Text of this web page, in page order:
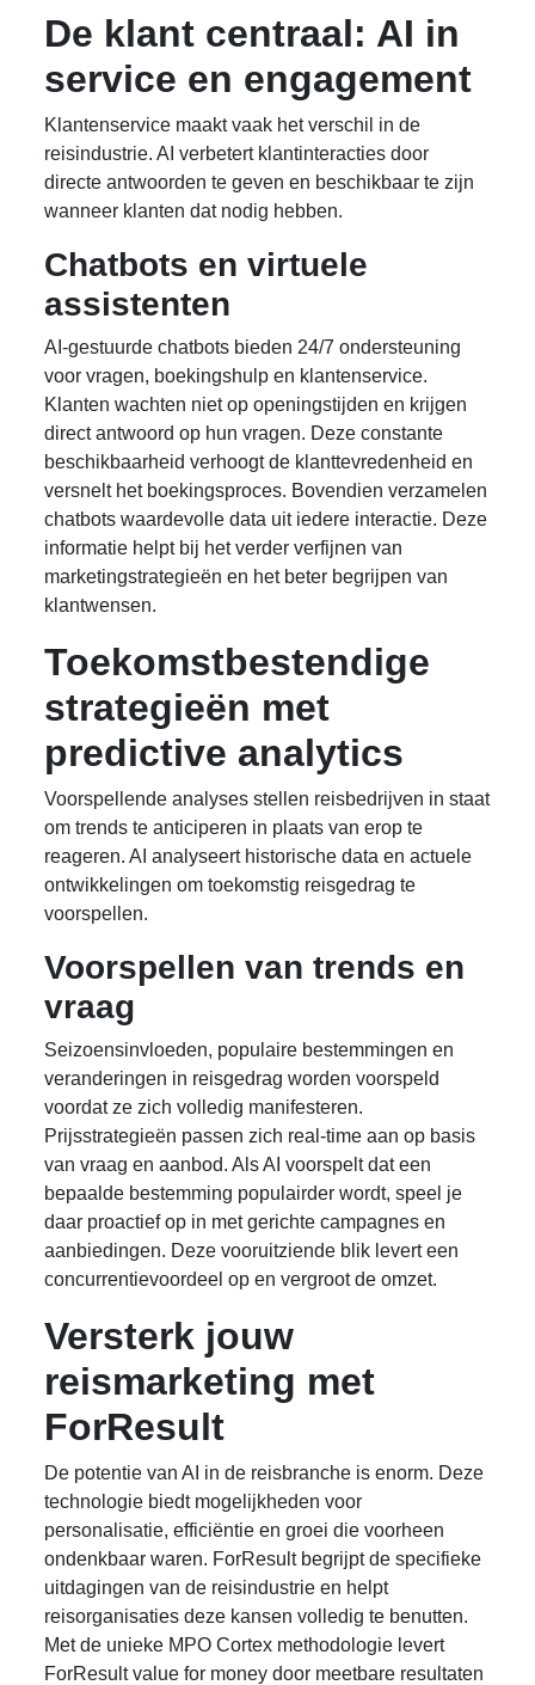
De klant centraal: AI in
service en engagement
Klantenservice maakt vaak het verschil in de
reisindustrie. AI verbetert klantinteracties door
directe antwoorden te geven en beschikbaar te zijn
wanneer klanten dat nodig hebben.
Chatbots en virtuele
assistenten
AI-gestuurde chatbots bieden 24/7 ondersteuning
voor vragen, boekingshulp en klantenservice.
Klanten wachten niet op openingstijden en krijgen
direct antwoord op hun vragen. Deze constante
beschikbaarheid verhoogt de klanttevredenheid en
versnelt het boekingsproces. Bovendien verzamelen
chatbots waardevolle data uit iedere interactie. Deze
informatie helpt bij het verder verfijnen van
marketingstrategieën en het beter begrijpen van
klantwensen.
Toekomstbestendige
strategieën met
predictive analytics
Voorspellende analyses stellen reisbedrijven in staat
om trends te anticiperen in plaats van erop te
reageren. AI analyseert historische data en actuele
ontwikkelingen om toekomstig reisgedrag te
voorspellen.
Voorspellen van trends en
vraag
Seizoensinvloeden, populaire bestemmingen en
veranderingen in reisgedrag worden voorspeld
voordat ze zich volledig manifesteren.
Prijsstrategieën passen zich real-time aan op basis
van vraag en aanbod. Als AI voorspelt dat een
bepaalde bestemming populairder wordt, speel je
daar proactief op in met gerichte campagnes en
aanbiedingen. Deze vooruitziende blik levert een
concurrentievoordeel op en vergroot de omzet.
Versterk jouw
reismarketing met
ForResult
De potentie van AI in de reisbranche is enorm. Deze
technologie biedt mogelijkheden voor
personalisatie, efficiëntie en groei die voorheen
ondenkbaar waren. ForResult begrijpt de specifieke
uitdagingen van de reisindustrie en helpt
reisorganisaties deze kansen volledig te benutten.
Met de unieke MPO Cortex methodologie levert
ForResult value for money door meetbare resultaten